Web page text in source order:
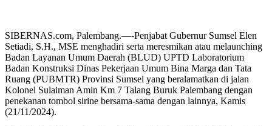
SIBERNAS.com, Palembang.—-Penjabat Gubernur Sumsel Elen
Setiadi, S.H., MSE menghadiri serta meresmikan atau melaunching
Badan Layanan Umum Daerah (BLUD) UPTD Laboratorium
Badan Konstruksi Dinas Pekerjaan Umum Bina Marga dan Tata
Ruang (PUBMTR) Provinsi Sumsel yang beralamatkan di jalan
Kolonel Sulaiman Amin Km 7 Talang Buruk Palembang dengan
penekanan tombol sirine bersama-sama dengan lainnya, Kamis
(21/11/2024).